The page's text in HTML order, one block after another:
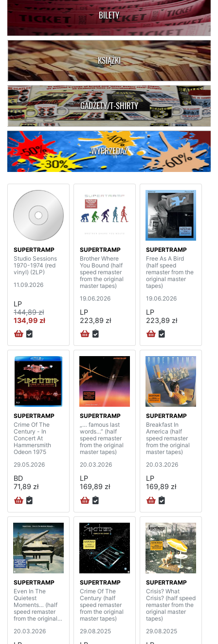
BILETY
KSIĄŻKI
GADŻETY/T-SHIRTY
WYPRZEDAŻ
SUPERTRAMP
Studio Sessions
1970-1974 (red
vinyl) (2LP)
11.09.2026
LP
144,89 zł
134,99 zł
SUPERTRAMP
Brother Where
You Bound (half
speed remaster
from the original
master tapes)
19.06.2026
LP
223,89 zł
SUPERTRAMP
Free As A Bird
(half speed
remaster from the
original master
tapes)
19.06.2026
LP
223,89 zł
SUPERTRAMP
Crime Of The
Century - In
Concert At
Hammersmith
Odeon 1975
29.05.2026
BD
71,89 zł
SUPERTRAMP
„… famous last
words…” (half
speed remaster
from the original
master tapes)
20.03.2026
LP
169,89 zł
SUPERTRAMP
Breakfast In
America (half
speed remaster
from the original
master tapes)
20.03.2026
LP
169,89 zł
SUPERTRAMP
Even In The
Quietest
Moments… (half
speed remaster
from the original
20.03.2026
SUPERTRAMP
Crime Of The
Century (half
speed remaster
from the original
master tapes)
29.08.2025
SUPERTRAMP
Crisis? What
Crisis? (half speed
remaster from the
original master
tapes)
29.08.2025